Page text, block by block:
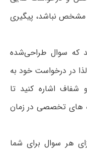
نباشد، پیگیری
که سوال طراحی‌شده
در درخواست خود به
اشاره کنید تا
های تخصصی در زمان
هر سوال برای شما